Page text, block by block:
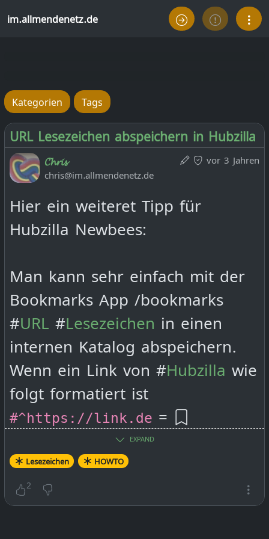
im.allmendenetz.de
Kategorien Tags
URL Lesezeichen abspeichern in Hubzilla
vor 3 Jahren
𝓒𝓱𝓻𝓲𝓼
chris@im.allmendenetz.de
Hier ein weiteret Tipp für
Hubzilla Newbees:
Man kann sehr einfach mit der
Bookmarks App /bookmarks
#URL #Lesezeichen in einen
internen Katalog abspeichern.
Wenn ein Link von #Hubzilla wie
folgt formatiert ist
#^https://link.de =
genügt ein Klick
auf das Bookmark-Symbol vor
dem Link und die URL wird
unter /bookmarks
EXPAND
Lesezeichen HOWTO
2